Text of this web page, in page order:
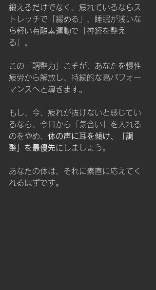
鍛えるだけでなく、疲れているならス
トレッチで「緩める」、睡眠が浅いな
ら軽い有酸素運動で「神経を整え
る」。
この「調整力」こそが、あなたを慢性
疲労から解放し、持続的な高パフォー
マンスへと導きます。
もし、今、疲れが抜けないと感じてい
るなら、今日から「気合い」を入れる
のをやめ、 体の声に耳を傾け、「調
整」を最優先にしましょう。
あなたの体は、それに素直に応えてく
れるはずです。